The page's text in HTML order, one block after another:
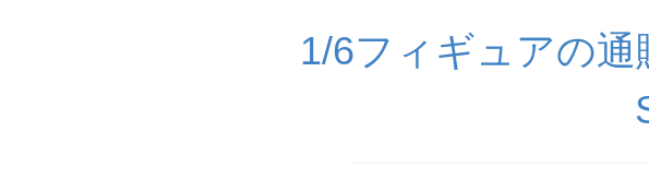
1/6フィギュアの通